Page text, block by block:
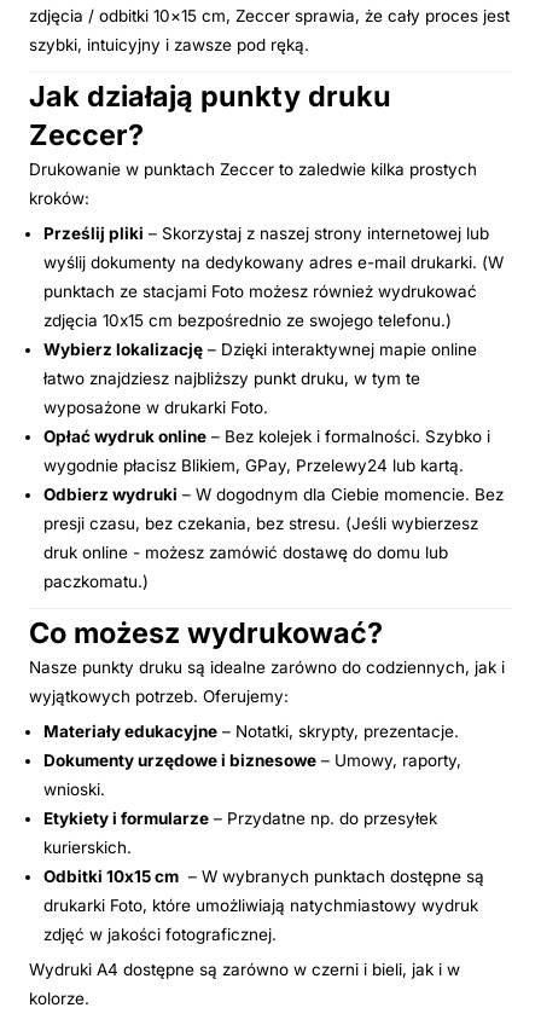
zdjęcia / odbitki 10×15 cm, Zeccer sprawia, że cały proces jest
szybki, intuicyjny i zawsze pod ręką.
Jak działają punkty druku
Zeccer?
Drukowanie w punktach Zeccer to zaledwie kilka prostych
kroków:
Prześlij pliki – Skorzystaj z naszej strony internetowej lub
wyślij dokumenty na dedykowany adres e-mail drukarki. (W
punktach ze stacjami Foto możesz również wydrukować
zdjęcia 10x15 cm bezpośrednio ze swojego telefonu.)
Wybierz lokalizację – Dzięki interaktywnej mapie online
łatwo znajdziesz najbliższy punkt druku, w tym te
wyposażone w drukarki Foto.
Opłać wydruk online – Bez kolejek i formalności. Szybko i
wygodnie płacisz Blikiem, GPay, Przelewy24 lub kartą.
Odbierz wydruki – W dogodnym dla Ciebie momencie. Bez
presji czasu, bez czekania, bez stresu. (Jeśli wybierzesz
druk online - możesz zamówić dostawę do domu lub
paczkomatu.)
Co możesz wydrukować?
Nasze punkty druku są idealne zarówno do codziennych, jak i
wyjątkowych potrzeb. Oferujemy:
Materiały edukacyjne – Notatki, skrypty, prezentacje.
Dokumenty urzędowe i biznesowe – Umowy, raporty,
wnioski.
Etykiety i formularze – Przydatne np. do przesyłek
kurierskich.
Odbitki 10x15 cm – W wybranych punktach dostępne są
drukarki Foto, które umożliwiają natychmiastowy wydruk
zdjęć w jakości fotograficznej.
Wydruki A4 dostępne są zarówno w czerni i bieli, jak i w
kolorze.